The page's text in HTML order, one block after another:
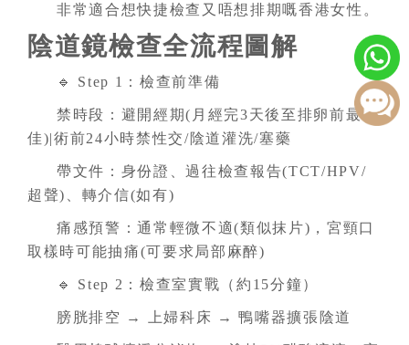
非常適合想快捷檢查又唔想排期嘅香港女性。
陰道鏡檢查全流程圖解
🔹 Step 1：檢查前準備
禁時段：避開經期(月經完3天後至排卵前最
佳)|術前24小時禁性交/陰道灌洗/塞藥
帶文件：身份證、過往檢查報告(TCT/HPV/
超聲)、轉介信(如有)
痛感預警：通常輕微不適(類似抹片)，宮頸口
取樣時可能抽痛(可要求局部麻醉)
🔹 Step 2：檢查室實戰（約15分鐘）
膀胱排空 → 上婦科床 → 鴨嘴器擴張陰道